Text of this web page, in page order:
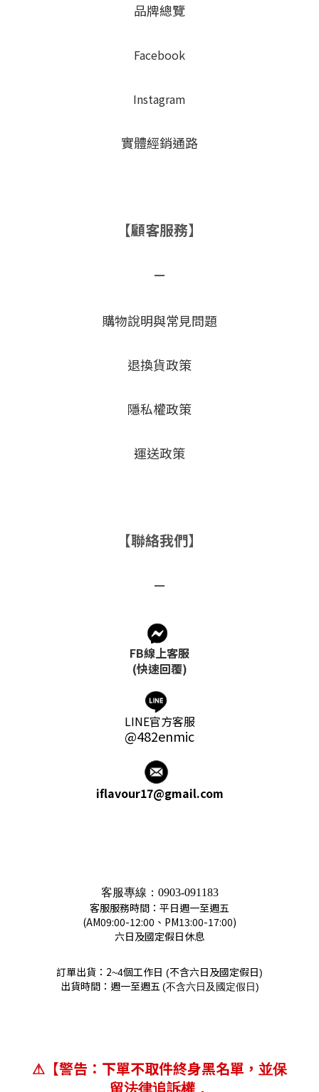
品牌總覽
Facebook
Instagram
實體經銷通路
【顧客服務】
－
購物說明與常見問題
退換貨政策
隱私權政策
運送政策
【聯絡我們】
－
FB線上客服
(快速回覆)
LINE官方客服
@482enmic
iflavour17@gmail.com
客服專線： 0903-091183
客服服務時間：平日週一至週五
(AM09:00-12:00、PM13:00-17:00)
六日及國定假日休息
訂單出貨：2~4個工作日 (不含六日及國定假日)
出貨時間：週一至週五(不含六日及國定假日 )
⚠ 【警告：下單不取件終身黑名單， 並保
留法律追訴權，